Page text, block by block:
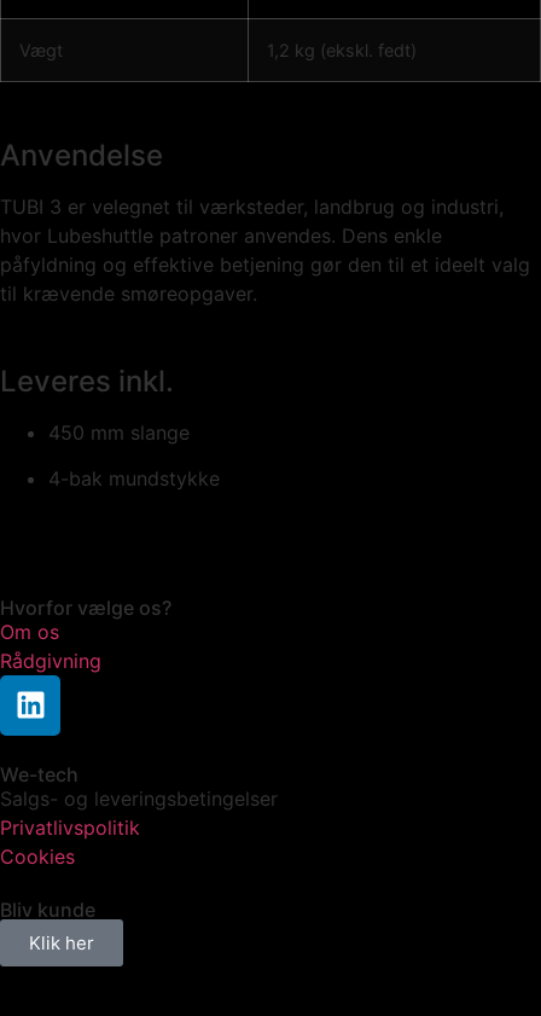
Vægt 1,2 kg (ekskl. fedt)
Anvendelse
TUBI 3 er velegnet til værksteder, landbrug og industri,
hvor Lubeshuttle patroner anvendes. Dens enkle
påfyldning og effektive betjening gør den til et ideelt valg
til krævende smøreopgaver.
Leveres inkl.
450 mm slange
4-bak mundstykke
Hvorfor vælge os?
Om os
Rådgivning
We-tech
Salgs- og leveringsbetingelser
Privatlivspolitik
Cookies
Bliv kunde
Klik her